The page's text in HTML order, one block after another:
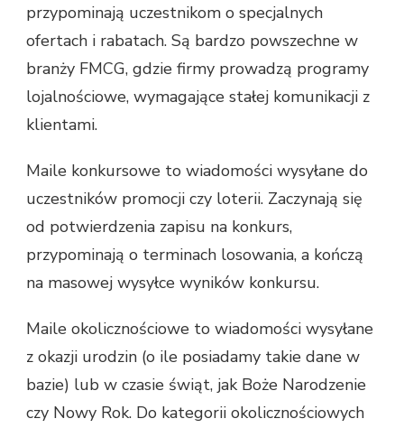
przypominają uczestnikom o specjalnych
ofertach i rabatach. Są bardzo powszechne w
branży FMCG, gdzie firmy prowadzą programy
lojalnościowe, wymagające stałej komunikacji z
klientami.
Maile konkursowe to wiadomości wysyłane do
uczestników promocji czy loterii. Zaczynają się
od potwierdzenia zapisu na konkurs,
przypominają o terminach losowania, a kończą
na masowej wysyłce wyników konkursu.
Maile okolicznościowe to wiadomości wysyłane
z okazji urodzin (o ile posiadamy takie dane w
bazie) lub w czasie świąt, jak Boże Narodzenie
czy Nowy Rok. Do kategorii okolicznościowych